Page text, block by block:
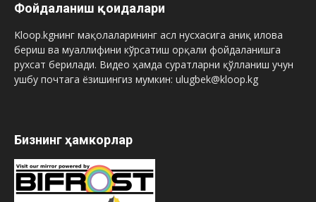
Фойдаланиш қоидалари
Kloop.kgнинг мақолаларининг асл нусхасига аниқ илова
бериш ва муаллифини кўрсатиш орқали фойдаланишга
рухсат берилади. Видео ҳамда суратларни қўлланиш учун
ушбу почтага ёзишингиз мумкин: ulugbek@kloop.kg
Бизнинг ҳамкорлар